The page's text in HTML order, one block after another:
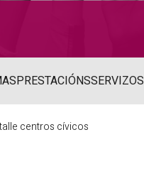
PRESTACIÓNSSERVIZOS
centros cívicos